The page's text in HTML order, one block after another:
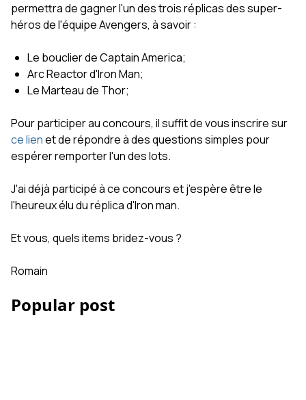
permettra de gagner l'un des trois réplicas des super-
héros de l'équipe Avengers, à savoir :
Le bouclier de Captain America;
Arc Reactor d'Iron Man;
Le Marteau de Thor;
Pour participer au concours, il suffit de vous inscrire sur
ce lienet de répondre à des questions simples pour
espérer remporter l'un des lots.
J'ai déjà participé à ce concours et j'espère être le
l'heureux élu du réplica d'Iron man.
Et vous, quels items bridez-vous ?
Romain
Popular post